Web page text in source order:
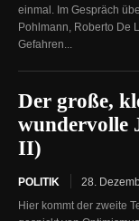
einmal. Im Gespräch
Pohlmann, Roberto De
Gefahren...
Der große,
wundervolle
II)
POLITIK
28.
Hier kommt der zweite